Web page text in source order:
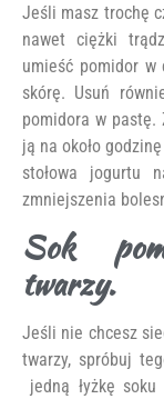
Jeśli masz trochę
nawet ciężki
umieść pomidor w
skórę. Usuń
pomidora w pastę.
ją na około
stołowa jogurtu
zmniejszenia
Sok
twarzy.
Jeśli nie chcesz
twarzy, spróbuj
jedną łyżkę